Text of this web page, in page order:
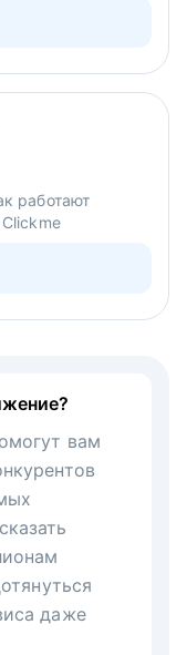
работают
вам
даже